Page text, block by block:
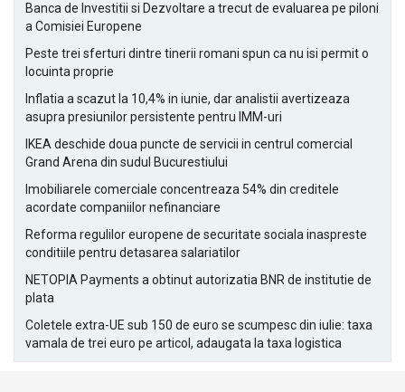
Banca de Investitii si Dezvoltare a trecut de evaluarea pe piloni
a Comisiei Europene
Peste trei sferturi dintre tinerii romani spun ca nu isi permit o
locuinta proprie
Inflatia a scazut la 10,4% in iunie, dar analistii avertizeaza
asupra presiunilor persistente pentru IMM-uri
IKEA deschide doua puncte de servicii in centrul comercial
Grand Arena din sudul Bucurestiului
Imobiliarele comerciale concentreaza 54% din creditele
acordate companiilor nefinanciare
Reforma regulilor europene de securitate sociala inaspreste
conditiile pentru detasarea salariatilor
NETOPIA Payments a obtinut autorizatia BNR de institutie de
plata
Coletele extra-UE sub 150 de euro se scumpesc din iulie: taxa
vamala de trei euro pe articol, adaugata la taxa logistica